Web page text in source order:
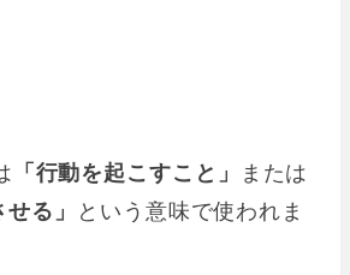
「行動を起こすこと」 または
る」 という意味で使われま